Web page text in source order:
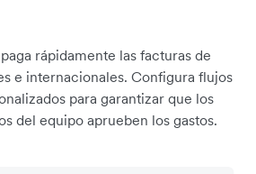
rápidamente las facturas de
e internacionales. Configura flujos
para garantizar que los
del equipo aprueben los gastos.